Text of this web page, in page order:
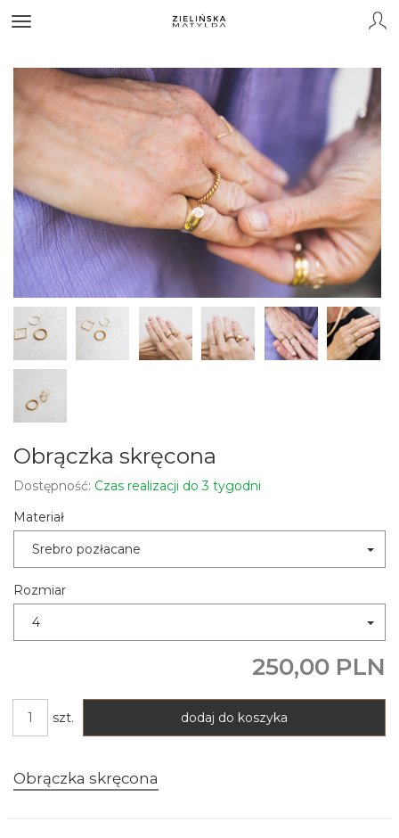
Obrączka skręcona
Dostępność: Czas realizacji do 3 tygodni
Materiał
Srebro pozłacane
Rozmiar
4
250,00 PLN
szt. dodaj do koszyka
Obrączka skręcona